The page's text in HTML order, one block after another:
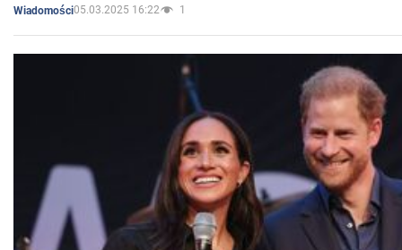
Wiadomości05.03.2025 16:22 1